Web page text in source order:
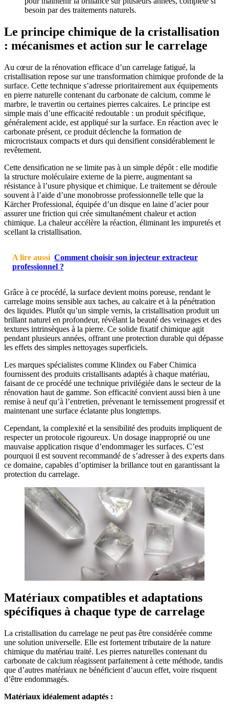
besoin par des traitements naturels.
Le principe chimique de la cristallisation
: mécanismes et action sur le carrelage
Au cœur de la rénovation efficace d’un carrelage fatigué, la
cristallisation repose sur une transformation chimique profonde de la
surface. Cette technique s’adresse prioritairement aux équipements
en pierre naturelle contenant du carbonate de calcium, comme le
marbre, le travertin ou certaines pierres calcaires. Le principe est
simple mais d’une efficacité redoutable : un produit spécifique,
généralement acide, est appliqué sur la surface. En réaction avec le
carbonate présent, ce produit déclenche la formation de
microcristaux compacts et durs qui densifient considérablement le
revêtement.
Cette densification ne se limite pas à un simple dépôt : elle modifie
la structure moléculaire externe de la pierre, augmentant sa
résistance à l’usure physique et chimique. Le traitement se déroule
souvent à l’aide d’une monobrosse professionnelle telle que la
Kärcher Professional, équipée d’un disque en laine d’acier pour
assurer une friction qui crée simultanément chaleur et action
chimique. La chaleur accélère la réaction, éliminant les impuretés et
scellant la cristallisation.
A lire aussi Comment choisir son injecteur extracteur
professionnel ?
Grâce à ce procédé, la surface devient moins poreuse, rendant le
carrelage moins sensible aux taches, au calcaire et à la pénétration
des liquides. Plutôt qu’un simple vernis, la cristallisation produit un
brillant naturel en profondeur, révélant la beauté des veinages et des
textures intrinsèques à la pierre. Ce solide fixatif chimique agit
pendant plusieurs années, offrant une protection durable qui dépasse
les effets des simples nettoyages superficiels.
Les marques spécialistes comme Klindex ou Faber Chimica
fournissent des produits cristallisants adaptés à chaque matériau,
faisant de ce procédé une technique privilégiée dans le secteur de la
rénovation haut de gamme. Son efficacité convient aussi bien à une
remise à neuf qu’à l’entretien, prévenant le ternissement progressif et
maintenant une surface éclatante plus longtemps.
Cependant, la complexité et la sensibilité des produits impliquent de
respecter un protocole rigoureux. Un dosage inapproprié ou une
mauvaise application risque d’endommager les surfaces. C’est
pourquoi il est souvent recommandé de s’adresser à des experts dans
ce domaine, capables d’optimiser la brillance tout en garantissant la
protection du carrelage.
Matériaux compatibles et adaptations
spécifiques à chaque type de carrelage
La cristallisation du carrelage ne peut pas être considérée comme
une solution universelle. Elle est fortement tributaire de la nature
chimique du matériau traité. Les pierres naturelles contenant du
carbonate de calcium réagissent parfaitement à cette méthode, tandis
que d’autres matériaux ne bénéficient d’aucun effet, voire risquent
d’être endommagés.
Matériaux idéalement adaptés :